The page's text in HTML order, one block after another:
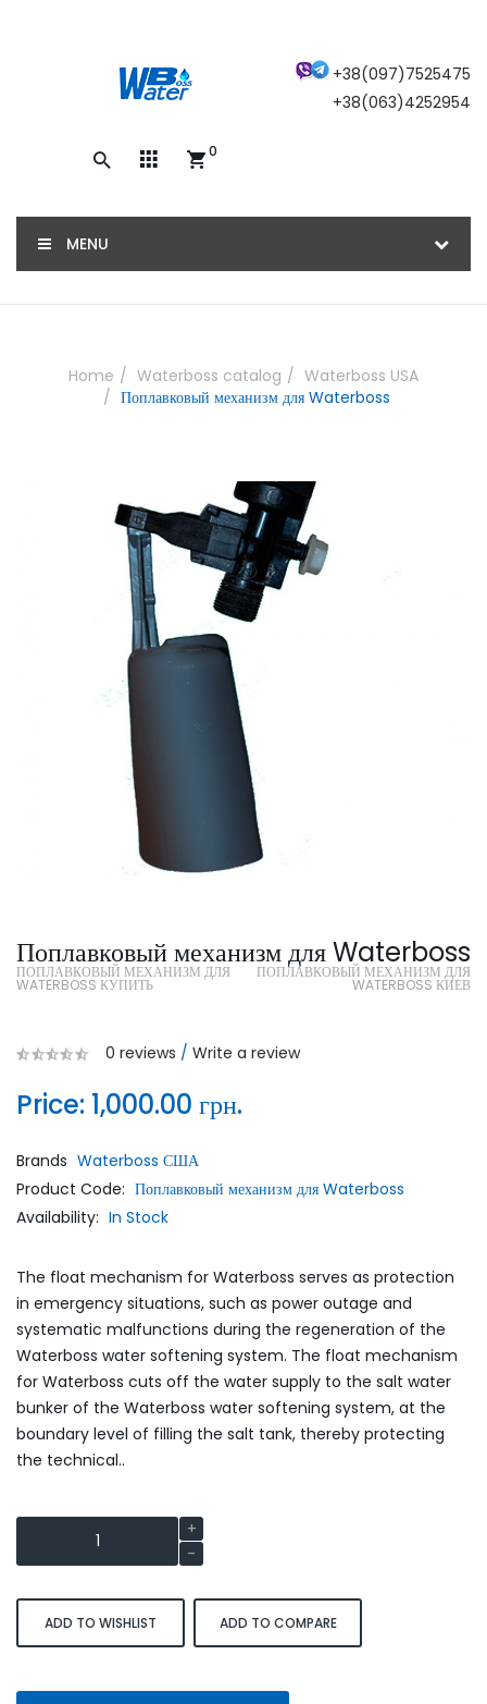
+38(097)7525475
+38(063)4252954
0
MENU
Home Waterboss catalog
Waterboss USA
Поплавковый механизм для Waterboss
Поплавковый механизм для Waterboss
ПОПЛАВКОВЫЙ МЕХАНИЗМ ДЛЯ
WATERBOSS КУПИТЬ
ПОПЛАВКОВЫЙ МЕХАНИЗМ ДЛЯ
WATERBOSS КИЕВ
0 reviews / Write a review
Price: 1,000.00 грн.
Brands Waterboss США
Product Code: Поплавковый механизм для Waterboss
Availability: In Stock
The float mechanism for Waterboss serves as protection
in emergency situations, such as power outage and
systematic malfunctions during the regeneration of the
Waterboss water softening system. The float mechanism
for Waterboss cuts off the water supply to the salt water
bunker of the Waterboss water softening system, at the
boundary level of filling the salt tank, thereby protecting
the technical..
ADD TO WISHLIST ADD TO COMPARE
Закажите обратный звонок, и наш
ОТПРАВИТЬ
SmartLid